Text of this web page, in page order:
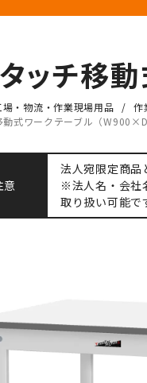
ッチ移
場・物流・作業現場用品 作
動式ワークテーブル（
意
法人宛限定商品
※法人名・会社
取り扱い可能で